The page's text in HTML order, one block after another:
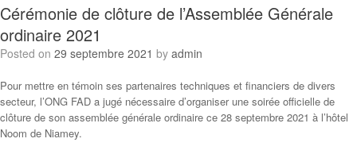
Cérémonie de clôture de l’Assemblée Générale
ordinaire 2021
Posted on 29 septembre 2021 by admin
Pour mettre en témoin ses partenaires techniques et financiers de divers
secteur, l’ONG FAD a jugé nécessaire d’organiser une soirée officielle de
clôture de son assemblée générale ordinaire ce 28 septembre 2021 à l’hôtel
Noom de Niamey.